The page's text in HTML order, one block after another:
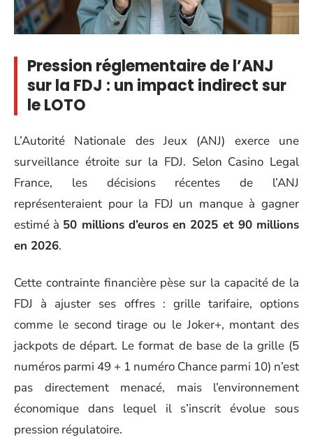
Pression réglementaire de l’ANJ
sur la FDJ : un impact indirect sur
le LOTO
L’Autorité Nationale des Jeux (ANJ) exerce une
surveillance étroite sur la FDJ. Selon Casino Legal
France, les décisions récentes de l’ANJ
représenteraient pour la FDJ un manque à gagner
estimé à 50 millions d’euros en 2025 et 90 millions
en 2026.
Cette contrainte financière pèse sur la capacité de la
FDJ à ajuster ses offres : grille tarifaire, options
comme le second tirage ou le Joker+, montant des
jackpots de départ. Le format de base de la grille (5
numéros parmi 49 + 1 numéro Chance parmi 10) n’est
pas directement menacé, mais l’environnement
économique dans lequel il s’inscrit évolue sous
pression régulatoire.